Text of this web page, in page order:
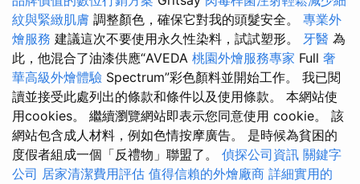
紋與緊緻肌膚 調整顏色，確保它對我的頭髮安全。 專業外
燴服務 建議這次不要使用永久性染料，試試塑形。 牙醫 為
此，他混合了油漆供應“AVEDA 桃園外燴服務專家 Full 奢
華高級外燴體驗 Spectrum”彩色顏料並開始工作。 我已閱
讀並接受此處列出的條款和條件以及使用條款。 本網站使
用cookies。 繼續瀏覽網站即表示您同意使用 cookie。 該
網站包含成人材料，例如色情按摩廣告。 是時候為貧困的
度假者組成一個「反禮物」聯盟了。 偵探公司資訊 關鍵字
公司 居家清潔費用評估 值得信賴的外燴廠商 詳細實用的